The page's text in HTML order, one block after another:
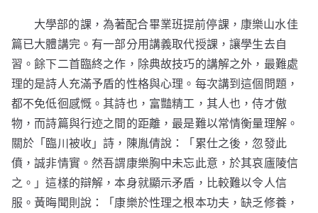
大學部的課，為著配合畢業班提前停課，康樂山水佳
篇已大體講完。有一部分用講義取代授課，讓學生去自
習。餘下二首臨終之作，除典故技巧的講解之外，最難處
理的是詩人充滿予盾的性格與心理。每次講到這個問題，
都不免低徊感慨。其詩也，富豔精工，其人也，侍才傲
物，而詩篇與行迹之間的距離，最是難以常情衡量理解。
關於「臨川被收」詩，陳胤倩說：「累仕之後，忽發此
僨，誠非情實。然吾謂康樂胸中未忘此意，於其哀廬陵信
之。」這樣的辯解，本身就顯示矛盾，比較難以令人信
服。黃晦聞則說：「康樂於性理之根本功夫，缺乏修養，